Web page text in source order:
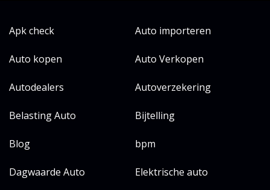
Apk check Auto importeren
Auto kopen Auto Verkopen
Autodealers Autoverzekering
Belasting Auto Bijtelling
Blog bpm
Dagwaarde Auto Elektrische auto